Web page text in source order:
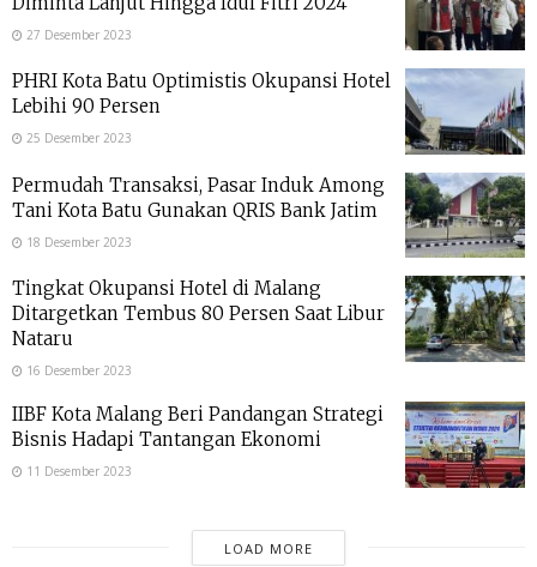
27 Desember 2023
PHRI Kota Batu Optimistis Okupansi Hotel
Lebihi 90 Persen
25 Desember 2023
Permudah Transaksi, Pasar Induk Among
Tani Kota Batu Gunakan QRIS Bank Jatim
18 Desember 2023
Tingkat Okupansi Hotel di Malang
Ditargetkan Tembus 80 Persen Saat Libur
Nataru
16 Desember 2023
IIBF Kota Malang Beri Pandangan Strategi
Bisnis Hadapi Tantangan Ekonomi
11 Desember 2023
LOAD MORE